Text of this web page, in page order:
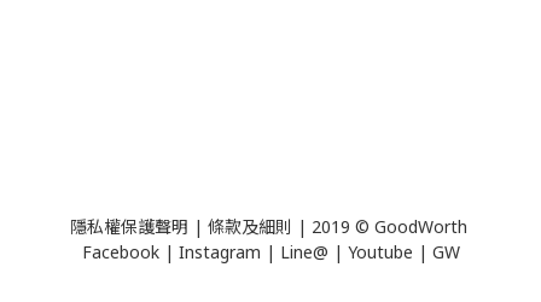
隱私權保護聲明 | 條款及細則 | 2019 © GoodWorth
Facebook | ​ Instagram | ​ Line@ | ​ Youtube | ​ GW